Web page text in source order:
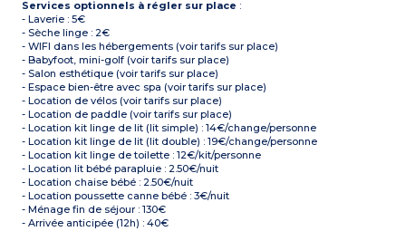
Services optionnels à régler sur place :
- Laverie : 5€
- Sèche linge : 2€
- WIFI dans les hébergements (voir tarifs sur place)
- Babyfoot, mini-golf (voir tarifs sur place)
- Salon esthétique (voir tarifs sur place)
- Espace bien-être avec spa (voir tarifs sur place)
- Location de vélos (voir tarifs sur place)
- Location de paddle (voir tarifs sur place)
- Location kit linge de lit (lit simple) : 14€/change/personne
- Location kit linge de lit (lit double) : 19€/change/personne
- Location kit linge de toilette : 12€/kit/personne
- Location lit bébé parapluie : 2.50€/nuit
- Location chaise bébé : 2.50€/nuit
- Location poussette canne bébé : 3€/nuit
- Ménage fin de séjour : 130€
- Arrivée anticipée (12h) : 40€